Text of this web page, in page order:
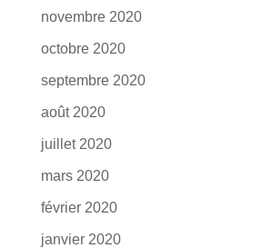
novembre 2020
octobre 2020
septembre 2020
août 2020
juillet 2020
mars 2020
février 2020
janvier 2020